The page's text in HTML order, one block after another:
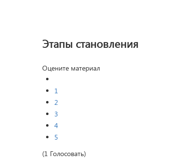
Этапы становления
Оцените материал
1
2
3
4
5
(1 Голосовать)